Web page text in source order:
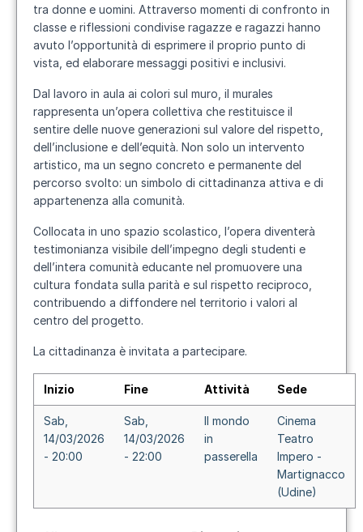
tra donne e uomini. Attraverso momenti di confronto in
classe e riflessioni condivise ragazze e ragazzi hanno
avuto l’opportunità di esprimere il proprio punto di
vista, ed elaborare messaggi positivi e inclusivi.
Dal lavoro in aula ai colori sul muro, il murales
rappresenta un’opera collettiva che restituisce il
sentire delle nuove generazioni sul valore del rispetto,
dell’inclusione e dell’equità. Non solo un intervento
artistico, ma un segno concreto e permanente del
percorso svolto: un simbolo di cittadinanza attiva e di
appartenenza alla comunità.
Collocata in uno spazio scolastico, l’opera diventerà
testimonianza visibile dell’impegno degli studenti e
dell’intera comunità educante nel promuovere una
cultura fondata sulla parità e sul rispetto reciproco,
contribuendo a diffondere nel territorio i valori al
centro del progetto.
La cittadinanza è invitata a partecipare.
Inizio Fine Attività Sede
Sab,
14/03/2026
- 20:00
Sab,
14/03/2026
- 22:00
Il mondo
in
passerella
Cinema
Teatro
Impero -
Martignacco
(Udine)